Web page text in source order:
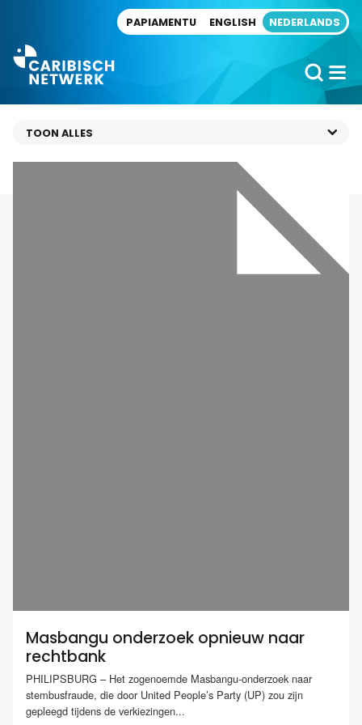
PAPIAMENTU ENGLISH NEDERLANDS
Masbangu onderzoek opnieuw naar
rechtbank
PHILIPSBURG – Het zogenoemde Masbangu-onderzoek naar
stembusfraude, die door United People’s Party (UP) zou zijn
gepleegd tijdens de verkiezingen...